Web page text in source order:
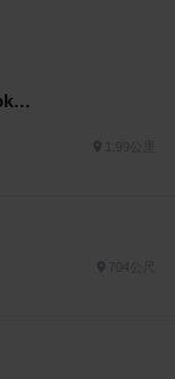
Brunch & 喜歡小食堂Suki Syokudou
704公尺